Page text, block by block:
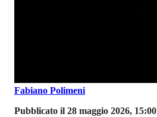
Fabiano Polimeni
Pubblicato il 28 maggio 2026, 15:00